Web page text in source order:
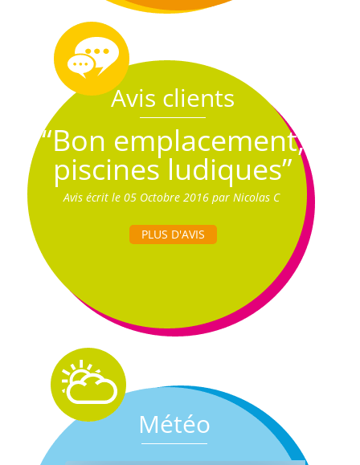
Avis clients
“Bon emplacement,
piscines ludiques”
Avis écrit le 05 Octobre 2016 par Nicolas C
PLUS D'AVIS
Météo